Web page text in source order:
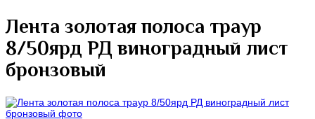
Лента золотая полоса траур
8/50ярд РД виноградный лист
бронзовый